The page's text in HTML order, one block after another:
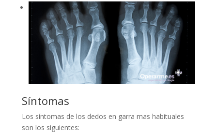
Síntomas
Los síntomas de los dedos en garra mas habituales
son los siguientes: